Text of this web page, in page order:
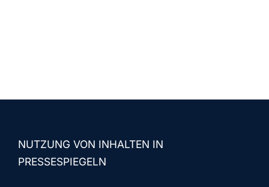
NUTZUNG VON INHALTEN IN
PRESSESPIEGELN